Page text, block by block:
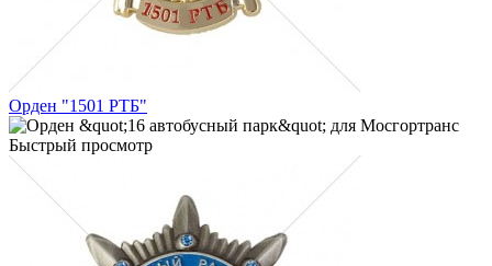
Орден "1501 РТБ"
Быстрый просмотр